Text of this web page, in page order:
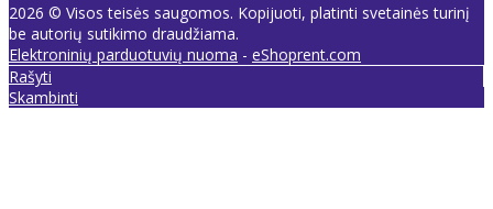
2026 © Visos teisės saugomos. Kopijuoti, platinti svetainės turinį
be autorių sutikimo draudžiama.
Elektroninių parduotuvių nuoma - eShoprent.com
Rašyti
Skambinti